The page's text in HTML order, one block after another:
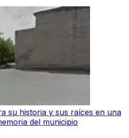
su historia y sus raíces en una
del municipio